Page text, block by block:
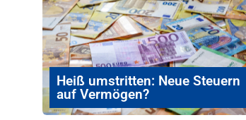
Heiß umstritten: Neue Steuern
auf Vermögen?